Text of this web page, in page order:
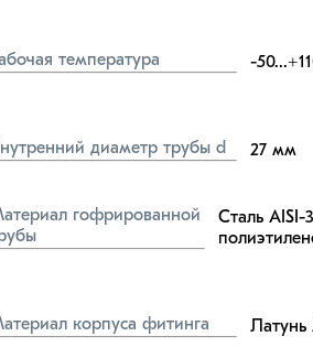
температура -
диаметр трубы d 27 мм
гофрированной
Сталь AISI-
корпуса фитинга